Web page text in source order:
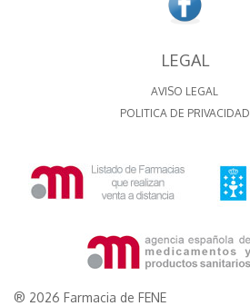
LEGAL
AVISO LEGAL
POLITICA DE PRIVACIDAD
® 2026 Farmacia de FENE